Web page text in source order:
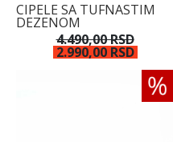
CIPELE SA TUFNASTIM
DEZENOM
4.490,00 RSD
2.990,00 RSD